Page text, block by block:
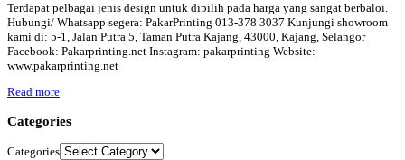
Terdapat pelbagai jenis design untuk dipilih pada harga yang sangat berbaloi.
Hubungi/ Whatsapp segera: PakarPrinting 013-378 3037 Kunjungi showroom
kami di: 5-1, Jalan Putra 5, Taman Putra Kajang, 43000, Kajang, Selangor
Facebook: Pakarprinting.net Instagram: pakarprinting Website:
www.pakarprinting.net
Read more
Categories
Categories